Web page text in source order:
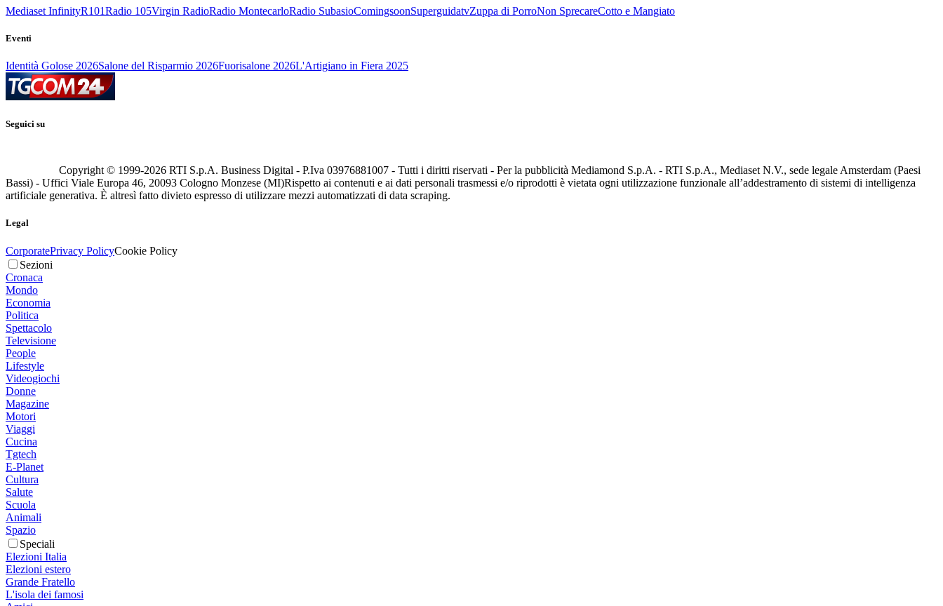
Mediaset InfinityR101Radio 105Virgin RadioRadio MontecarloRadio SubasioComingsoonSuperguidatvZuppa di PorroNon SprecareCotto e Mangiato
Eventi
Identità Golose 2026Salone del Risparmio 2026Fuorisalone 2026L'Artigiano in Fiera 2025
Seguici su
Copyright © 1999-2026 RTI S.p.A. Business Digital - P.Iva 03976881007 - Tutti i diritti riservati - Per la pubblicità Mediamond S.p.A. - RTI S.p.A., Mediaset N.V., sede legale Amsterdam (Paesi
Bassi) - Uffici Viale Europa 46, 20093 Cologno Monzese (MI)Rispetto ai contenuti e ai dati personali trasmessi e/o riprodotti è vietata ogni utilizzazione funzionale all’addestramento di sistemi di intelligenza
artificiale generativa. È altresì fatto divieto espresso di utilizzare mezzi automatizzati di data scraping.
Legal
CorporatePrivacy PolicyCookie Policy
Sezioni
Cronaca
Mondo
Economia
Politica
Spettacolo
Televisione
People
Lifestyle
Videogiochi
Donne
Magazine
Motori
Viaggi
Cucina
Tgtech
E-Planet
Cultura
Salute
Scuola
Animali
Spazio
Speciali
Elezioni Italia
Elezioni estero
Grande Fratello
L'isola dei famosi